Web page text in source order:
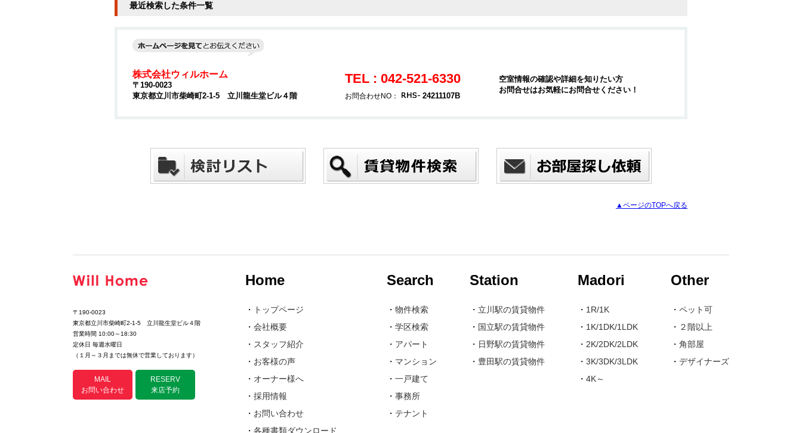
最近検索した条件一覧
株式会社ウィルホーム
〒190-0023
東京都立川市柴崎町2-1-5 立川龍生堂ビル４階
TEL : 042-521-6330
お問合わせNO： 24211107B
空室情報の確認や詳細を知りたい方
お問合せはお気軽にお問合せください！
▲ページのTOPへ戻る
〒190-0023
東京都立川市柴崎町2-1-5 立川龍生堂ビル４階
営業時間 10:00～18:30
定休日 毎週水曜日
（１月～３月までは無休で営業しております）
MAIL
お問い合わせ
RESERV
来店予約
Home
・
トップページ
・ 会社概要
・ スタッフ紹介
・ お客様の声
・ オーナー様へ
・ 採用情報
・ お問い合わせ
・ 各種書類ダウンロード
Search
・ 物件検索
・ 学区検索
・ アパート
・ マンション
・ 一戸建て
・ 事務所
・ テナント
Station
・ 立川駅の賃貸物件
・ 国立駅の賃貸物件
・ 日野駅の賃貸物件
・ 豊田駅の賃貸物件
Madori
・ 1R/1K
・ 1K/1DK/1LDK
・ 2K/2DK/2LDK
・ 3K/3DK/3LDK
・ 4K～
Other
・ ペット可
・ ２階以上
・ 角部屋
・ デザイナーズ